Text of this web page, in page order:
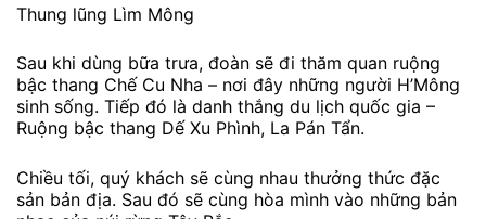
nghỉ ngơi tại Nghĩa Lộ
NGÀY 02: NGHĨA LỘ – MÙ CANG CHẢI
– ĐÊM GIAO LƯU VĂN NGHỆ
Đoàn sẽ cùng chinh phục đèo Khau Phạ – mộ trong tứ
thấy những ruộng bậc thang xen lẫn mây khói dưới
thung lùng Lìm Mông.